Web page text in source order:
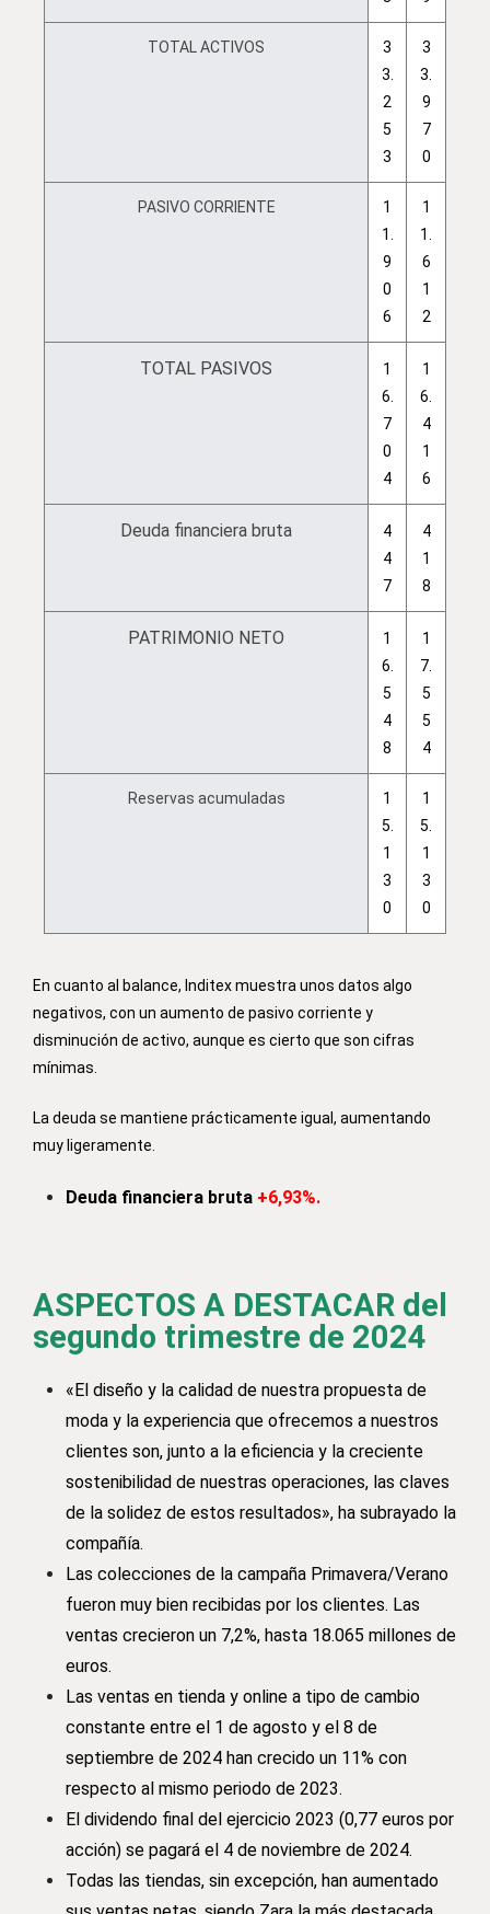
TOTAL ACTIVOS
3
3.
2
5
3
3
3.
9
7
0
PASIVO CORRIENTE
1
1.
9
0
6
1
1.
6
1
2
TOTAL PASIVOS
1
6.
7
0
4
1
6.
4
1
6
Deuda financiera bruta
4
4
7
4
1
8
PATRIMONIO NETO
1
6.
5
4
8
1
7.
5
5
4
Reservas acumuladas
1
5.
1
3
0
1
5.
1
3
0
En cuanto al balance, Inditex muestra unos datos algo
negativos, con un aumento de pasivo corriente y
disminución de activo, aunque es cierto que son cifras
mínimas.
La deuda se mantiene prácticamente igual, aumentando
muy ligeramente.
Deuda financiera bruta +6,93%.
ASPECTOS A DESTACAR del
segundo trimestre de 2024
«El diseño y la calidad de nuestra propuesta de
moda y la experiencia que ofrecemos a nuestros
clientes son, junto a la eficiencia y la creciente
sostenibilidad de nuestras operaciones, las claves
de la solidez de estos resultados», ha subrayado la
compañía.
Las colecciones de la campaña Primavera/Verano
fueron muy bien recibidas por los clientes. Las
ventas crecieron un 7,2%, hasta 18.065 millones de
euros.
Las ventas en tienda y online a tipo de cambio
constante entre el 1 de agosto y el 8 de
septiembre de 2024 han crecido un 11% con
respecto al mismo periodo de 2023.
El dividendo final del ejercicio 2023 (0,77 euros por
acción) se pagará el 4 de noviembre de 2024.
Todas las tiendas, sin excepción, han aumentado